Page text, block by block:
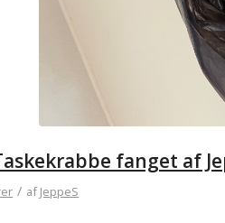
fanget af
/ afJeppeS